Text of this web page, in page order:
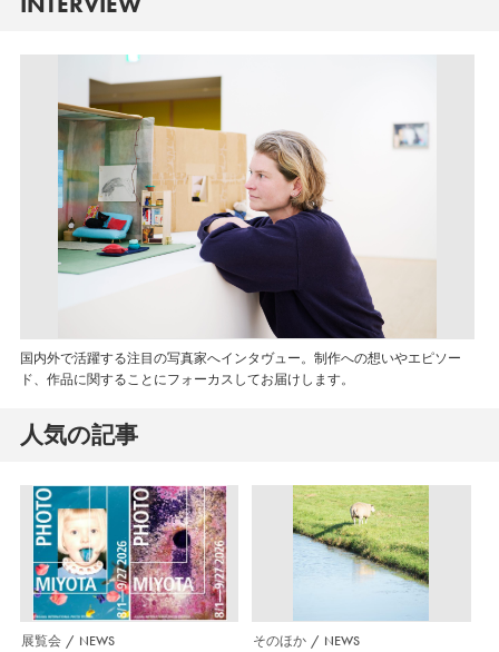
国内外で活躍する注目の写真家へインタヴュー。制作への想いやエピソー
ド、作品に関することにフォーカスしてお届けします。
人気の記事
展覧会 NEWS そのほか NEWS